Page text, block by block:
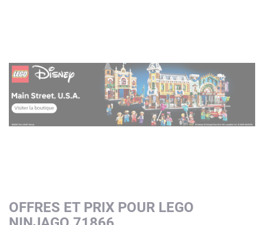
OFFRES ET PRIX POUR LEGO